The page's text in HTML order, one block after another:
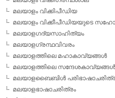
മലയാളം വിക്കിപീഡിയ
മലയാളം വിക്കീപീഡിയയുടെ
മലയാളഗദ്യസാഹിത്യം
മലയാളഗ്രന്ഥവിവരം
മലയാളത്തിലെ മഹാകാവ്യങ്ങള്‍
മലയാളത്തിലെ സന്ദേശകാവ്യങ്ങള്‍
മലയാളബൈബിള്‍
മലയാളഭാഷാചരിത്രം